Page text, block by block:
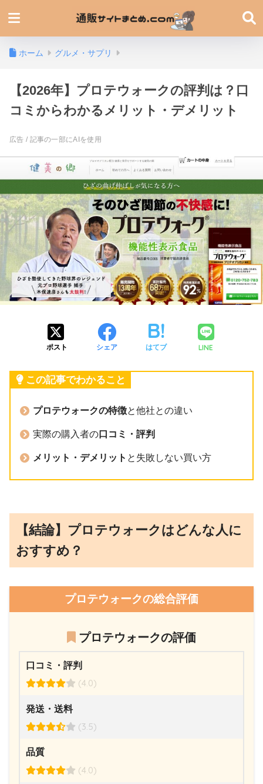
ホーム グルメ・サプリ
【2026年】プロテウォークの評判は？口
コミからわかるメリット・デメリット
ポスト シェア はてブ LINE
この記事でわかること
プロテウォークの特徴と他社との違い
実際の購入者の口コミ・評判
メリット・デメリット と失敗しない買い方
【結論】プロテウォークはどんな人に
おすすめ？
プロテウォークの総合評価
プロテウォークの評価
口コミ・評判
(4.0)
発送・送料
(3.5)
品質
(4.0)